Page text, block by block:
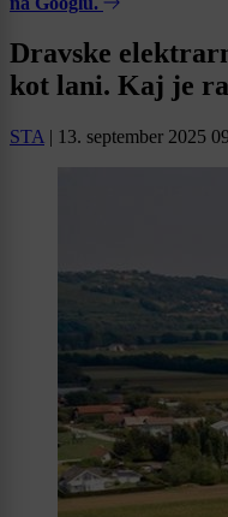
Dravske
kot lani. Kaj je
STA | 13. september 2025